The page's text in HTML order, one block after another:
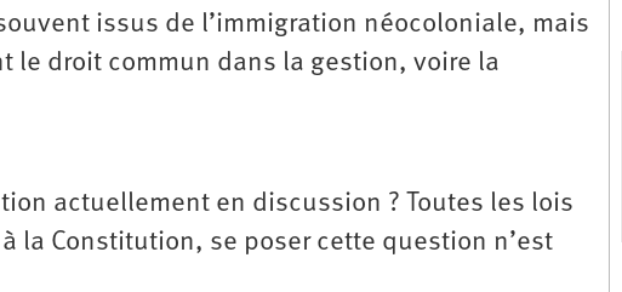
issus de l’immigration néocoloniale, mais
le droit commun dans la gestion, voire la
actuellement en discussion ? Toutes les lois
la Constitution, se poser cette question n’est